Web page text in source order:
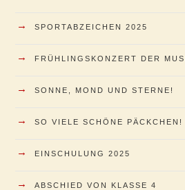
→ SPORTABZEICHEN 2025
→ FRÜHLINGSKONZERT DER
→ SONNE, MOND UND STERNE!
→ SO VIELE SCHÖNE PÄCKCHEN!
→ EINSCHULUNG 2025
→ ABSCHIED VON KLASSE 4